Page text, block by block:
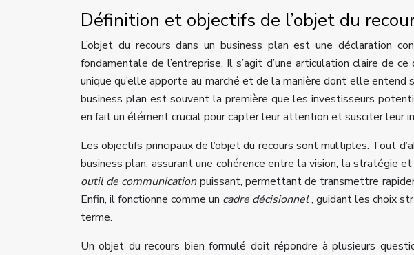
Définition et objectifs de l’objet du
L’objet du recours dans un business plan est une déclaration
fondamentale de l’entreprise. Il s’agit d’une articulation claire de
unique qu’elle apporte au marché et de la manière dont elle entend
business plan est souvent la première que les investisseurs
en fait un élément crucial pour capter leur attention et susciter leur
Les objectifs principaux de l’objet du recours sont multiples. Tout
business plan, assurant une cohérence entre la vision, la stratégie
outil de communicationpuissant, permettant de transmettre
Enfin, il fonctionne comme un cadre décisionnel, guidant les choix
terme.
Un objet du recours bien formulé doit répondre à plusieurs